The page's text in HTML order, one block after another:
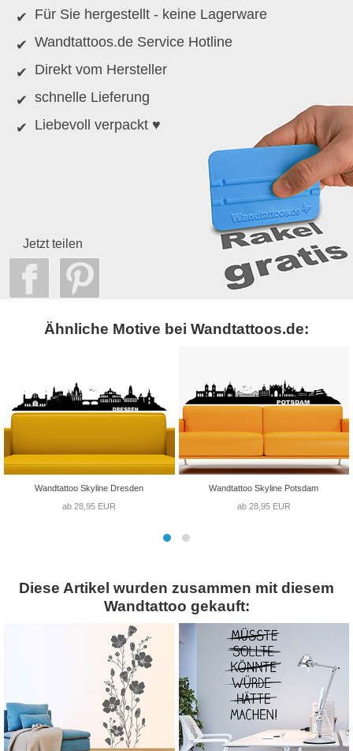
Für Sie hergestellt - keine Lagerware
Wandtattoos.de Service Hotline
Direkt vom Hersteller
schnelle Lieferung
Liebevoll verpackt ♥
Jetzt teilen
Ähnliche Motive bei Wandtattoos.de:
Wandtattoo Skyline Dresden
ab 28,95 EUR
Wandtattoo Skyline Potsdam
ab 28,95 EUR
Diese Artikel wurden zusammen mit diesem
Wandtattoo gekauft: